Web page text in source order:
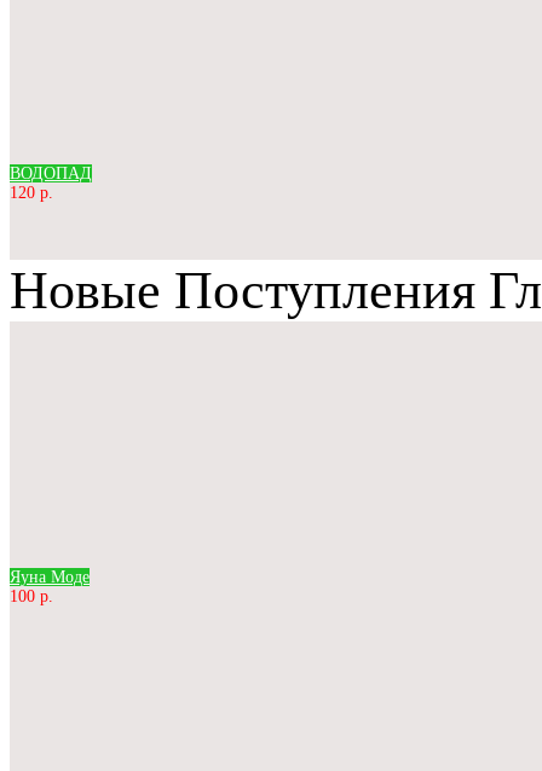
ВОДОПАД
120 р.
Новые Поступления
Яуна Моде
100 р.